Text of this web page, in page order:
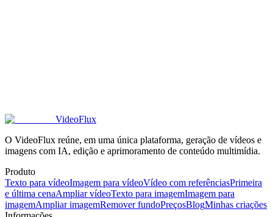
VideoFlux
O VideoFlux reúne, em uma única plataforma, geração de vídeos e
imagens com IA, edição e aprimoramento de conteúdo multimídia.
Produto
Texto para vídeoImagem para vídeoVídeo com referênciasPrimeira
e última cenaAmpliar vídeoTexto para imagemImagem para
imagemAmpliar imagemRemover fundoPreçosBlogMinhas criações